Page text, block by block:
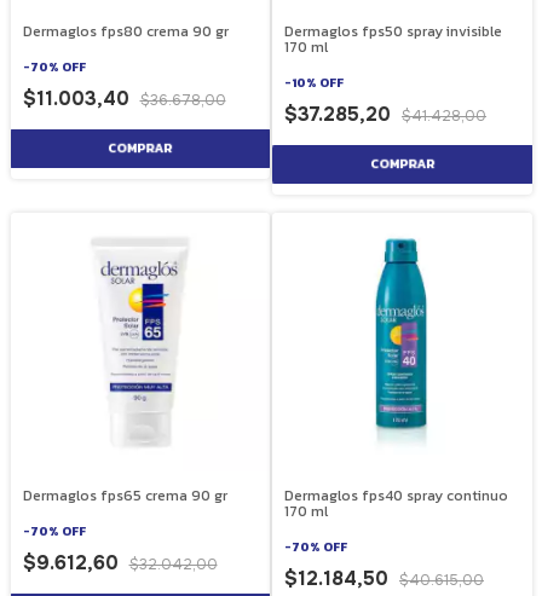
Dermaglos fps80 crema 90 gr
-70% OFF
$11.003,40 $36.678,00
Dermaglos fps50 spray invisible
170 ml
-10% OFF
$37.285,20 $41.428,00
Dermaglos fps65 crema 90 gr
-70% OFF
$9.612,60 $32.042,00
Dermaglos fps40 spray continuo
170 ml
-70% OFF
$12.184,50 $40.615,00